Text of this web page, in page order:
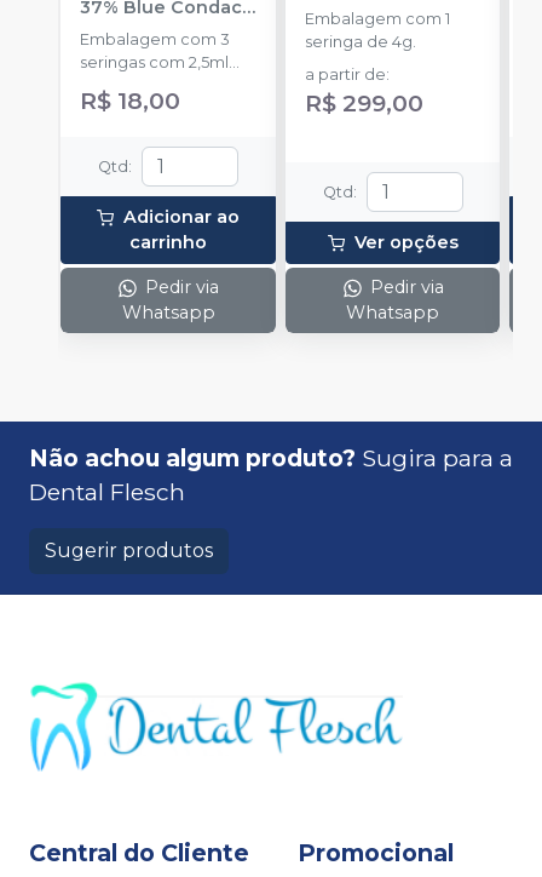
37% Blue Condac-
FGM
Embalagem com 3
seringas com 2,5ml
cada uma e 3
ponteiras para
R$ 18,00
Qtd :
Adicionar ao
carrinho
Pedir via
Whatsapp
Embalagem com 1
seringa de 4g.
a partir de:
R$ 299,00
Qtd :
Ver opções
Pedir via
Whatsapp
Não achou algum produto? Sugira para a
Dental Flesch
Sugerir produtos
Central do Cliente Promocional